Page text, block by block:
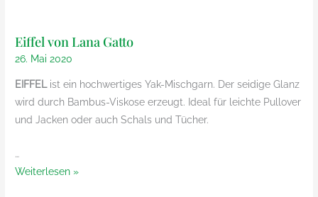
Eiffel von Lana Gatto
26. Mai 2020
EIFFEList ein hochwertiges Yak-Mischgarn. Der seidige Glanz
wird durch Bambus-Viskose erzeugt. Ideal für leichte Pullover
und Jacken oder auch Schals und Tücher.
…
Eiffel
Weiterlesen »